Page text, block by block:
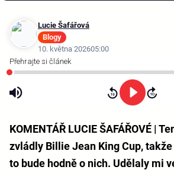
Lucie Šafářová
Blogy
10. května 202605:00
KOMENTÁŘ LUCIE ŠAFÁŘOVÉ |
zvládly Billie Jean King Cup,
to bude hodně o nich. Udělaly mi